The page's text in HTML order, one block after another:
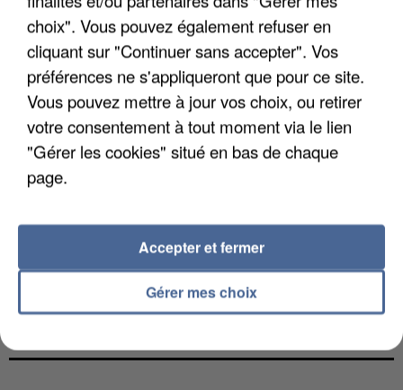
UNE TOURISTE DE L’OISE EMPORTÉE PAR UNE
COULÉE DE BOUE EN HAUTE-SAVOIE
choix". Vous pouvez également refuser en
cliquant sur "Continuer sans accepter". Vos
préférences ne s'appliqueront que pour ce site.
Vous pouvez mettre à jour vos choix, ou retirer
votre consentement à tout moment via le lien
"Gérer les cookies" situé en bas de chaque
page.
Gérer mes choix
Accepter et fermer